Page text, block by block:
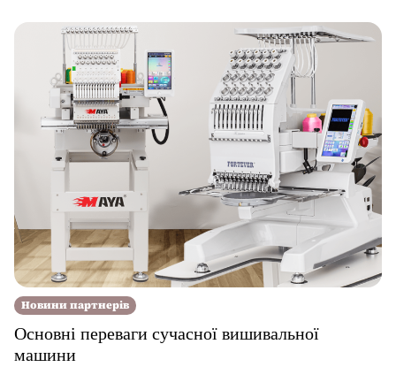
Новини партнерів
Основні переваги сучасної вишивальної
машини